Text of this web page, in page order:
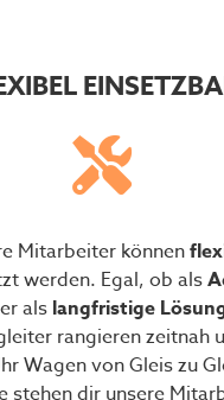
Mitarbeiter können
werden. Egal, ob als
als langfristige
rangieren zeitnah
Wagen von Gleis zu
stehen dir unsere